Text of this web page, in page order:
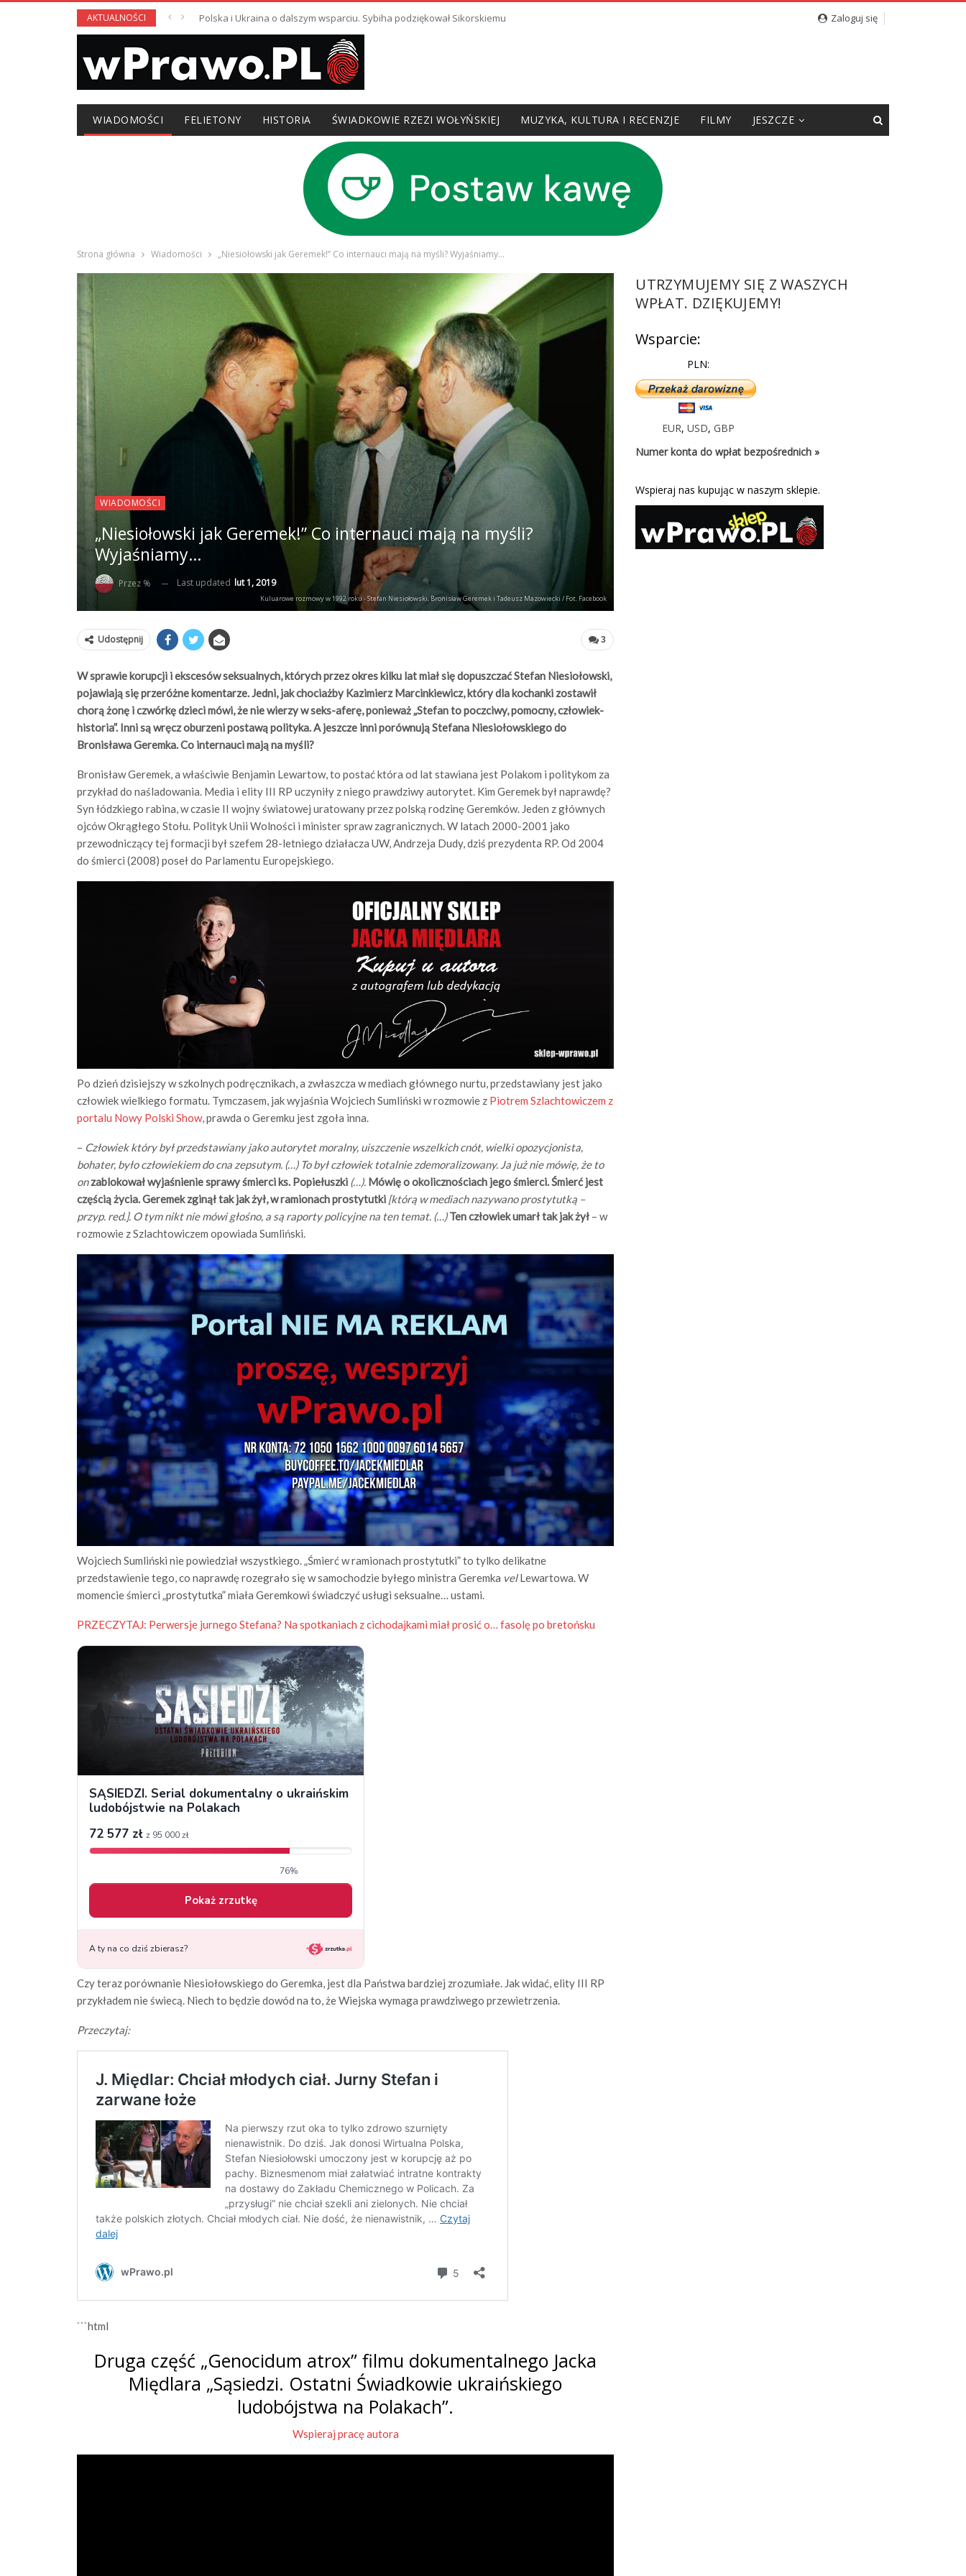
AKTUALNOŚCI Polska i Ukraina o dalszym wsparciu. Sybiha podziękował Sikorskiemu Zaloguj się
WIADOMOŚCI FELIETONY HISTORIA ŚWIADKOWIE RZEZI WOŁYŃSKIEJ MUZYKA, KULTURA I RECENZJE FILMY JESZCZE
Strona główna Wiadomości „Niesiołowski jak Geremek!” Co internauci mają na myśli? Wyjaśniamy…
WIADOMOŚCI
„Niesiołowski jak Geremek!” Co internauci mają na myśli?
Wyjaśniamy…
Przez % Last updated lut 1, 2019
Kuluarowe rozmowy w 1992 roku - Stefan Niesiołowski, Bronisław Geremek i Tadeusz Mazowiecki / Fot. Facebook
3
Udostępnij
W sprawie korupcji i ekscesów seksualnych, których przez okres kilku lat miał się dopuszczać Stefan Niesiołowski,
pojawiają się przeróżne komentarze. Jedni, jak chociażby Kazimierz Marcinkiewicz, który dla kochanki zostawił
chorą żonę i czwórkę dzieci mówi, że nie wierzy w seks-aferę, ponieważ „Stefan to poczciwy, pomocny, człowiek-
historia”. Inni są wręcz oburzeni postawą polityka. A jeszcze inni porównują Stefana Niesiołowskiego do
Bronisława Geremka. Co internauci mają na myśli?
Bronisław Geremek, a właściwie Benjamin Lewartow, to postać która od lat stawiana jest Polakom i politykom za
przykład do naśladowania. Media i elity III RP uczyniły z niego prawdziwy autorytet. Kim Geremek był naprawdę?
Syn łódzkiego rabina, w czasie II wojny światowej uratowany przez polską rodzinę Geremków. Jeden z głównych
ojców Okrągłego Stołu. Polityk Unii Wolności i minister spraw zagranicznych. W latach 2000-2001 jako
przewodniczący tej formacji był szefem 28-letniego działacza UW, Andrzeja Dudy, dziś prezydenta RP. Od 2004
do śmierci (2008) poseł do Parlamentu Europejskiego.
Po dzień dzisiejszy w szkolnych podręcznikach, a zwłaszcza w mediach głównego nurtu, przedstawiany jest jako
człowiek wielkiego formatu. Tymczasem, jak wyjaśnia Wojciech Sumliński w rozmowie z Piotrem Szlachtowiczem z
portalu Nowy Polski Show, prawda o Geremku jest zgoła inna.
– Człowiek który był przedstawiany jako autorytet moralny, uiszczenie wszelkich cnót, wielki opozycjonista,
bohater, było człowiekiem do cna zepsutym. (…) To był człowiek totalnie zdemoralizowany. Ja już nie mówię, że to
onzablokował wyjaśnienie sprawy śmierci ks. Popiełuszki (…). Mówię o okolicznościach jego śmierci. Śmierć jest
częścią życia. Geremek zginął tak jak żył, w ramionach prostytutki [którą w mediach nazywano prostytutką –
przyp. red.]. O tym nikt nie mówi głośno, a są raporty policyjne na ten temat. (…)Ten człowiek umarł tak jak żył – w
rozmowie z Szlachtowiczem opowiada Sumliński.
Wojciech Sumliński nie powiedział wszystkiego. „Śmierć w ramionach prostytutki” to tylko delikatne
przedstawienie tego, co naprawdę rozegrało się w samochodzie byłego ministra Geremka velLewartowa. W
momencie śmierci „prostytutka” miała Geremkowi świadczyć usługi seksualne… ustami.
PRZECZYTAJ: Perwersje jurnego Stefana? Na spotkaniach z cichodajkami miał prosić o… fasolę po bretońsku
Czy teraz porównanie Niesiołowskiego do Geremka, jest dla Państwa bardziej zrozumiałe. Jak widać, elity III RP
przykładem nie świecą. Niech to będzie dowód na to, że Wiejska wymaga prawdziwego przewietrzenia.
Przeczytaj:
```html
Druga część „Genocidum atrox” filmu dokumentalnego Jacka
Międlara „Sąsiedzi. Ostatni Świadkowie ukraińskiego
ludobójstwa na Polakach”.
Wspieraj pracę autora
UTRZYMUJEMY SIĘ Z WASZYCH
WPŁAT. DZIĘKUJEMY!
Wsparcie:
PLN:
EUR,USD,GBP
Numer konta do wpłat bezpośrednich »
Wspieraj nas kupując w naszym sklepie.